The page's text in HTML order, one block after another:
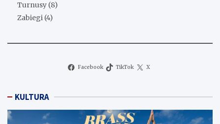
Turnusy (8)
Zabiegi (4)
Facebook TikTok X
KULTURA